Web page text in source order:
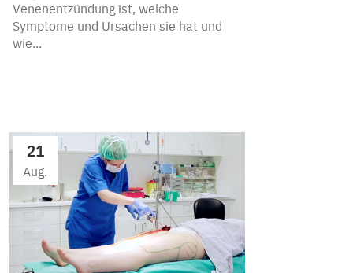
Venenentzündung ist, welche
Symptome und Ursachen sie hat und
wie...
21
Aug.